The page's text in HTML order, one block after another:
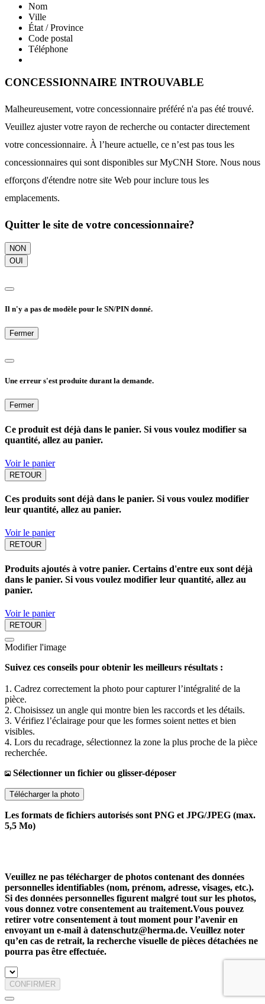
Nom
Ville
État / Province
Code postal
Téléphone
CONCESSIONNAIRE INTROUVABLE
Malheureusement, votre concessionnaire préféré n'a pas été trouvé.
Veuillez ajuster votre rayon de recherche ou contacter directement
votre concessionnaire. À l’heure actuelle, ce n’est pas tous les
concessionnaires qui sont disponibles sur MyCNH Store. Nous nous
efforçons d'étendre notre site Web pour inclure tous les
emplacements.
Quitter le site de votre concessionnaire?
NON
OUI
Il n'y a pas de modèle pour le SN/PIN donné.
Fermer
Une erreur s'est produite durant la demande.
Fermer
Ce produit est déjà dans le panier. Si vous voulez modifier sa
quantité, allez au panier.
Voir le panier
RETOUR
Ces produits sont déjà dans le panier. Si vous voulez modifier
leur quantité, allez au panier.
Voir le panier
RETOUR
Produits ajoutés à votre panier. Certains d'entre eux sont déjà
dans le panier. Si vous voulez modifier leur quantité, allez au
panier.
Voir le panier
RETOUR
Modifier l'image
Suivez ces conseils pour obtenir les meilleurs résultats :
1. Cadrez correctement la photo pour capturer l’intégralité de la
pièce.
2. Choisissez un angle qui montre bien les raccords et les détails.
3. Vérifiez l’éclairage pour que les formes soient nettes et bien
visibles.
4. Lors du recadrage, sélectionnez la zone la plus proche de la pièce
recherchée.
Sélectionner un fichier ou glisser-déposer
Télécharger la photo
Les formats de fichiers autorisés sont PNG et JPG/JPEG (max.
5,5 Mo)
Veuillez ne pas télécharger de photos contenant des données
personnelles identifiables (nom, prénom, adresse, visages, etc.).
Si des données personnelles figurent malgré tout sur les photos,
vous donnez votre consentement au traitement.Vous pouvez
retirer votre consentement à tout moment pour l’avenir en
envoyant un e-mail à datenschutz@herma.de. Veuillez noter
qu’en cas de retrait, la recherche visuelle de pièces détachées ne
pourra pas être effectuée.
CONFIRMER